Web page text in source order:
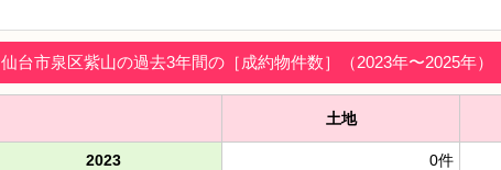
仙台市泉区紫山の過去3年間の［成約物件数］（2023年〜2025年）
土地
2023 0件